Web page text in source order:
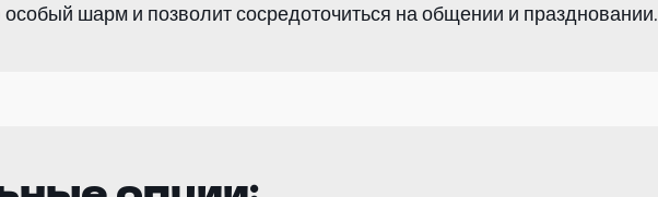
шарм и позволит сосредоточиться на общении и праздновании.